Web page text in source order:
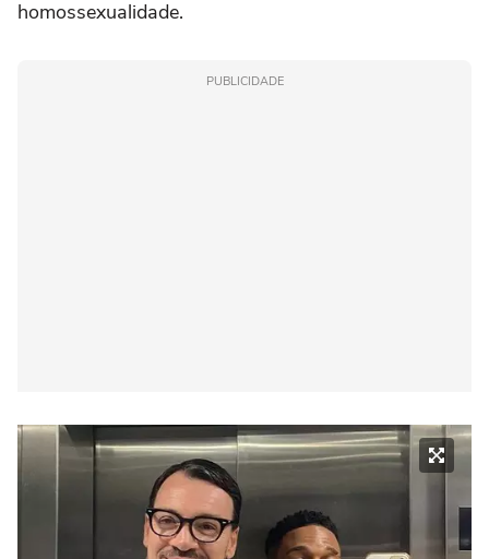
homossexualidade.
PUBLICIDADE